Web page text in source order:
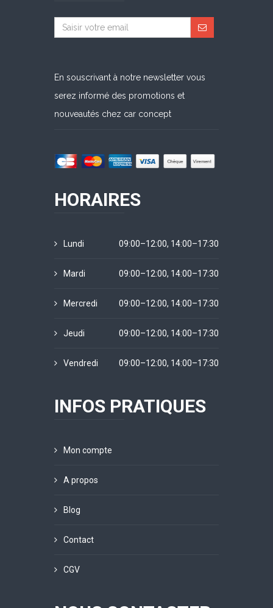
En souscrivant à notre newsletter vous
serez informé des promotions et
nouveautés chez car concept
HORAIRES
Lundi 09:00–12:00, 14:00–17:30
Mardi 09:00–12:00, 14:00–17:30
Mercredi 09:00–12:00, 14:00–17:30
Jeudi 09:00–12:00, 14:00–17:30
Vendredi 09:00–12:00, 14:00–17:30
INFOS PRATIQUES
Mon compte
A propos
Blog
Contact
CGV